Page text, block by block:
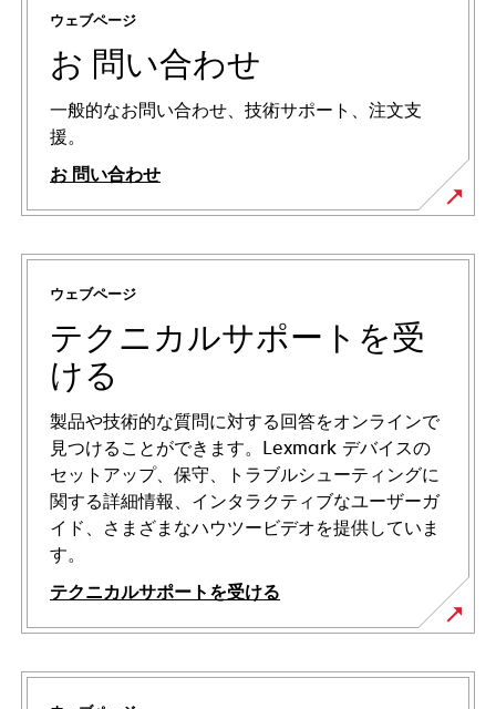
ウェブページ
お 問い合わせ
一般的なお問い合わせ、技術サポート、注文支
援。
お 問い合わせ
ウェブページ
テクニカルサポートを受
ける
製品や技術的な質問に対する回答をオンラインで
見つけることができます。Lexmark デバイスの
セットアップ、保守、トラブルシューティングに
関する詳細情報、インタラクティブなユーザーガ
イド、さまざまなハウツービデオを提供していま
す。
テクニカルサポートを受ける
新
し